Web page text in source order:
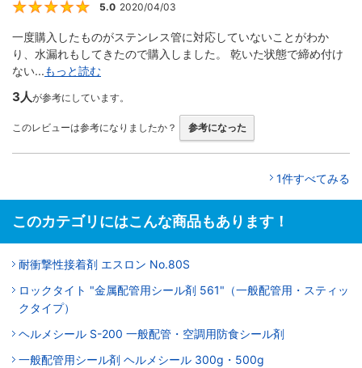
5
5.0 2020/04/03
一度購入したものがステンレス管に対応していないことがわか
り、水漏れもしてきたので購入しました。 乾いた状態で締め付け
ない...もっと読む
3人が参考にしています。
このレビューは参考になりましたか？ 参考になった
1件すべてみる
このカテゴリにはこんな商品もあります！
耐衝撃性接着剤 エスロン No.80S
ロックタイト "金属配管用シール剤 561"（一般配管用・スティッ
クタイプ）
ヘルメシール S-200 一般配管・空調用防食シール剤
一般配管用シール剤 ヘルメシール 300g・500g